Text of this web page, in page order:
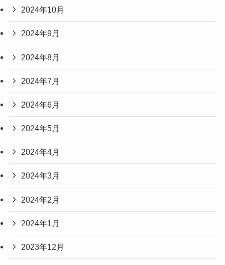
2024年10月
2024年9月
2024年8月
2024年7月
2024年6月
2024年5月
2024年4月
2024年3月
2024年2月
2024年1月
2023年12月